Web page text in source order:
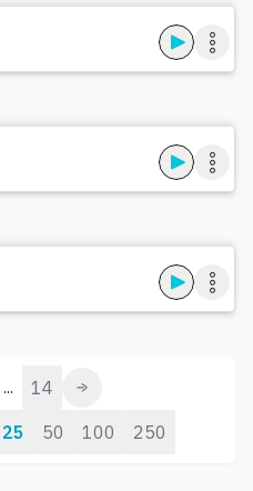
25 50 100 250
... 14